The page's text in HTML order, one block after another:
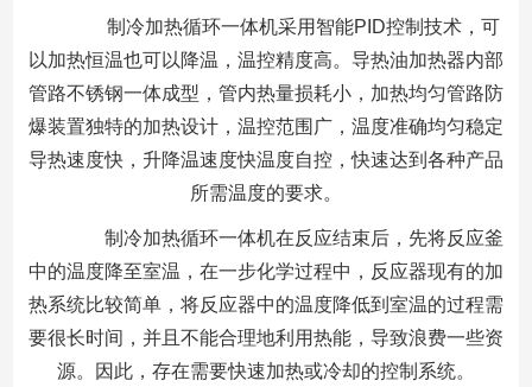
制冷加热循环一体机采用智能PID控制技术，可
以加热恒温也可以降温，温控精度高。导热油加热器内部
管路不锈钢一体成型，管内热量损耗小，加热均匀管路防
爆装置独特的加热设计，温控范围广，温度准确均匀稳定
导热速度快，升降温速度快温度自控，快速达到各种产品
所需温度的要求。
制冷加热循环一体机在反应结束后，先将反应釜
中的温度降至室温，在一步化学过程中，反应器现有的加
热系统比较简单，将反应器中的温度降低到室温的过程需
要很长时间，并且不能合理地利用热能，导致浪费一些资
源。因此，存在需要快速加热或冷却的控制系统。